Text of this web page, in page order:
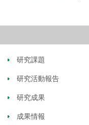
研究課題
研究活動報告
研究成果
成果情報